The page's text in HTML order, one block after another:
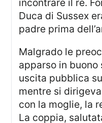
incontrare il re.
Duca di Sussex
padre prima
Malgrado le preoccupanti notizie, Carlo è
apparso in
uscita pubblica
mentre si
con la moglie, la
La coppia,